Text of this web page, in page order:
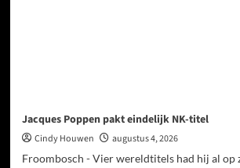
Jacques Poppen pakt eindelijk NK-titel
Cindy Houwen
augustus 4, 2026
Froombosch - Vier wereldtitels had hij al op